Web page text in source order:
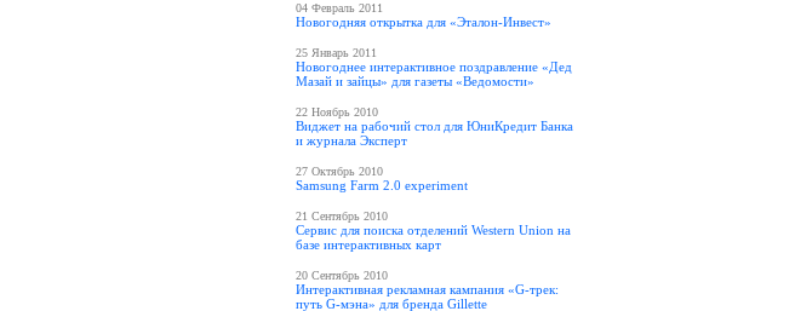
04 Февраль 2011
Новогодняя открытка для «Эталон-Инвест»
25 Январь 2011
Новогоднее интерактивное поздравление «Дед
Мазай и зайцы» для газеты «Ведомости»
22 Ноябрь 2010
Виджет на рабочий стол для ЮниКредит Банка
и журнала Эксперт
27 Октябрь 2010
Samsung Farm 2.0 experiment
21 Сентябрь 2010
Сервис для поиска отделений Western Union на
базе интерактивных карт
20 Сентябрь 2010
Интерактивная рекламная кампания «G-трек:
путь G-мэна» для бренда Gillette